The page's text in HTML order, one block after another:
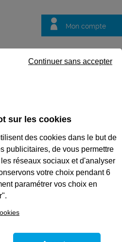
Mon compte
questions
:
RACCORDÉ
-
réseau.
sur les cookies
des cookies dans le but de
publicitaires, de vous permettre
réseaux sociaux et d'analyser
votre choix pendant 6
paramétrer vos choix en
Continuer sans accepter